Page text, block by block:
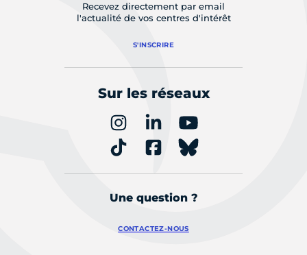
Recevez directement par email
l'actualité de vos centres d'intérêt
S'INSCRIRE
Sur les réseaux
Une question ?
CONTACTEZ-NOUS